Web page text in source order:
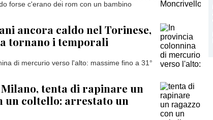
forse c'erano dei rom con un bambino
ancora caldo nel Torinese,
tornano i temporali
di mercurio verso l'alto: massime fino a 31°
tenta di rapinare un
un coltello: arrestato un